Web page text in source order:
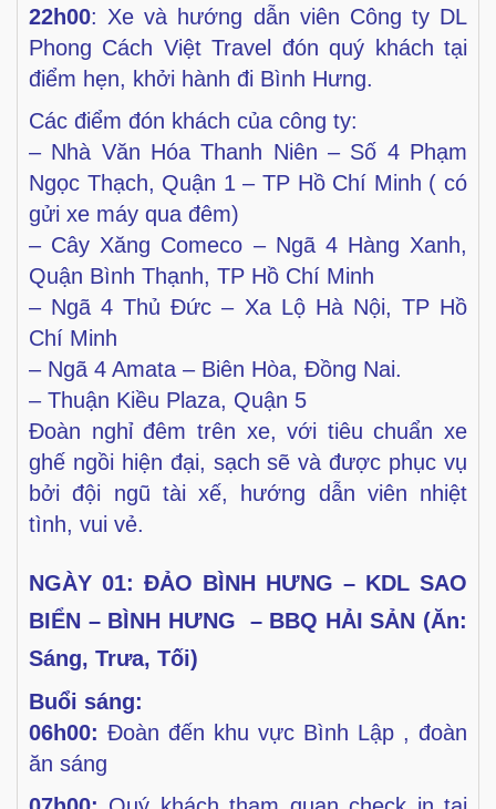
22h00: Xe và hướng dẫn viên Công ty DL
Phong Cách Việt Travel đón quý khách tại
điểm hẹn, khởi hành đi Bình Hưng.
Các điểm đón khách của công ty:
– Nhà Văn Hóa Thanh Niên – Số 4 Phạm
Ngọc Thạch, Quận 1 – TP Hồ Chí Minh ( có
gửi xe máy qua đêm)
– Cây Xăng Comeco – Ngã 4 Hàng Xanh,
Quận Bình Thạnh, TP Hồ Chí Minh
– Ngã 4 Thủ Đức – Xa Lộ Hà Nội, TP Hồ
Chí Minh
– Ngã 4 Amata – Biên Hòa, Đồng Nai.
– Thuận Kiều Plaza, Quận 5
Đoàn nghỉ đêm trên xe, với tiêu chuẩn xe
ghế ngồi hiện đại, sạch sẽ và được phục vụ
bởi đội ngũ tài xế, hướng dẫn viên nhiệt
tình, vui vẻ.
NGÀY 01: ĐẢO BÌNH HƯNG – KDL SAO
BIỂN – BÌNH HƯNG
– BBQ HẢI SẢN (Ăn:
Sáng, Trưa, Tối)
Buổi sáng:
06h00: Đoàn đến khu vực Bình Lập , đoàn
ăn sáng